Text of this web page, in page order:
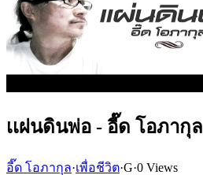
เเผ่นดินพ่อ - อี๊ด โอภากุล
อี๊ด โอภากุล·เพื่อชีวิต·G·0 Views